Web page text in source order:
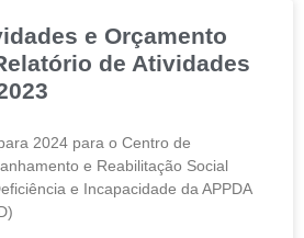
e Orçamento
de Atividades
2024 para o Centro de
e Reabilitação Social
e Incapacidade da APPDA